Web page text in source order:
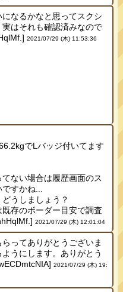
なるかなと思ってスクシ
はそれも確認済みなので
2021/07/29 (木) 11:53:36
でLバッジ付いてます
ない場合は履歴画面のス
すかね...
うしましょう？
存のボーダー目安で調査
2021/07/29 (木) 12:01:04
ってありがとうございま
うにします。ありがとう
2021/07/29 (木) 19: